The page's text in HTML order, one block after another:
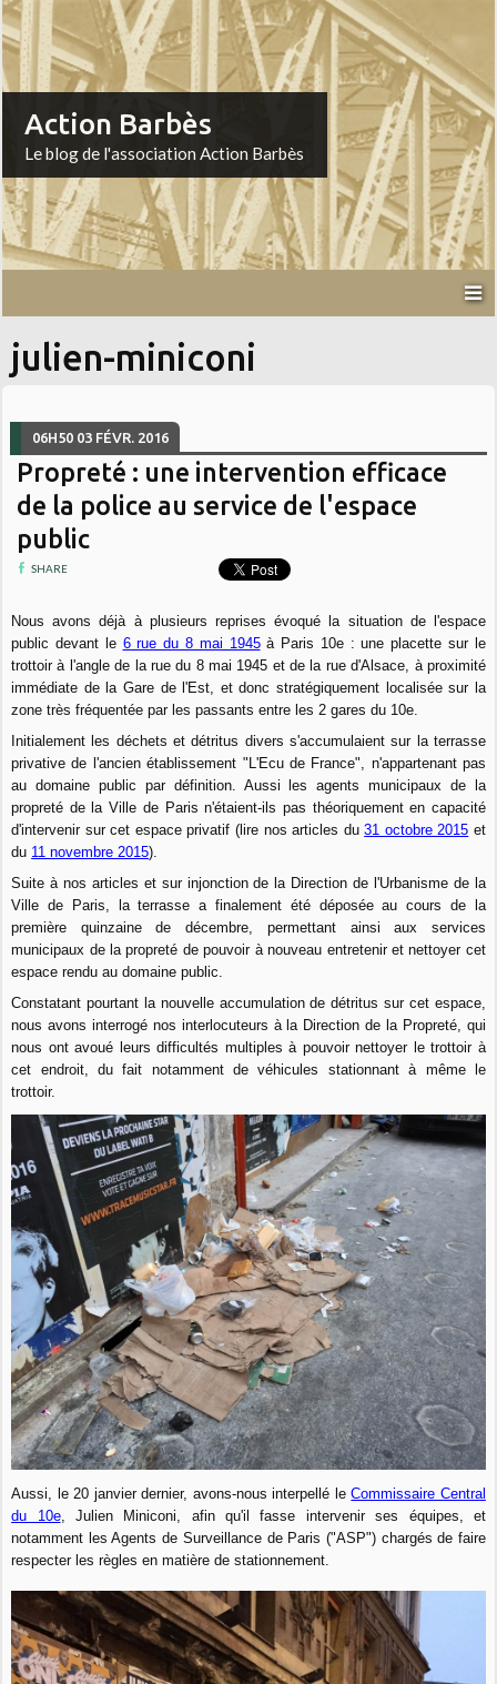
Action Barbès
Le blog de l'association Action Barbès
julien-miniconi
06H50 03 FÉVR. 2016
Propreté : une intervention efficace
de la police au service de l'espace
public
SHARE
Nous avons déjà à plusieurs reprises évoqué la situation de l'espace
public devant le 6 rue du 8 mai 1945à Paris 10e : une placette sur le
trottoir à l'angle de la rue du 8 mai 1945 et de la rue d'Alsace, à proximité
immédiate de la Gare de l'Est, et donc stratégiquement localisée sur la
zone très fréquentée par les passants entre les 2 gares du 10e.
Initialement les déchets et détritus divers s'accumulaient sur la terrasse
privative de l'ancien établissement "L'Ecu de France", n'appartenant pas
au domaine public par définition. Aussi les agents municipaux de la
propreté de la Ville de Paris n'étaient-ils pas théoriquement en capacité
d'intervenir sur cet espace privatif (lire nos articles du31 octobre 2015 et
du 11 novembre 2015).
Suite à nos articles et sur injonction de la Direction de l'Urbanisme de la
Ville de Paris, la terrasse a finalement été déposée au cours de la
première quinzaine de décembre, permettant ainsi aux services
municipaux de la propreté de pouvoir à nouveau entretenir et nettoyer cet
espace rendu au domaine public.
Constatant pourtant la nouvelle accumulation de détritus sur cet espace,
nous avons interrogé nos interlocuteurs à la Direction de la Propreté, qui
nous ont avoué leurs difficultés multiples à pouvoir nettoyer le trottoir à
cet endroit, du fait notamment de véhicules stationnant à même le
trottoir.
Aussi, le 20 janvier dernier, avons-nous interpellé leCommissaire Central
du 10e, Julien Miniconi, afin qu'il fasse intervenir ses équipes, et
notamment les Agents de Surveillance de Paris ("ASP") chargés de faire
respecter les règles en matière de stationnement.